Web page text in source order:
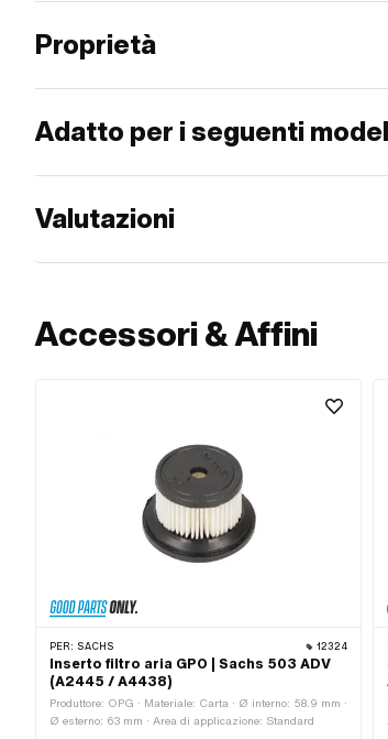
Proprietà
Adatto per i seguenti
Valutazioni
Accessori & Affini
PER: SACHS 12324
Inserto filtro aria GPO | Sachs 503 ADV
(A2445 / A4438)
Produttore: OPG · Materiale: Carta · Ø interno: 58.9 mm ·
Ø esterno: 63 mm · Area di applicazione: Standard